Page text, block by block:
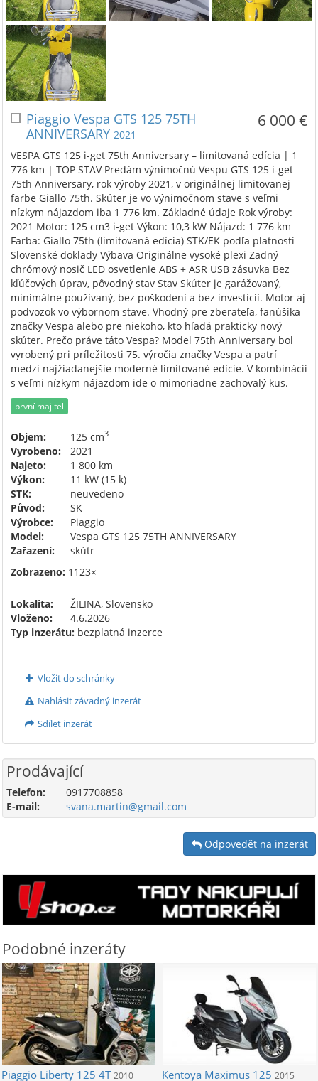
6 000 €
Piaggio Vespa GTS 125 75TH
ANNIVERSARY 2021
VESPA GTS 125 i-get 75th Anniversary – limitovaná edícia | 1
776 km | TOP STAV Predám výnimočnú Vespu GTS 125 i-get
75th Anniversary, rok výroby 2021, v originálnej limitovanej
farbe Giallo 75th. Skúter je vo výnimočnom stave s veľmi
nízkym nájazdom iba 1 776 km. Základné údaje Rok výroby:
2021 Motor: 125 cm3 i-get Výkon: 10,3 kW Nájazd: 1 776 km
Farba: Giallo 75th (limitovaná edícia) STK/EK podľa platnosti
Slovenské doklady Výbava Originálne vysoké plexi Zadný
chrómový nosič LED osvetlenie ABS + ASR USB zásuvka Bez
kľúčových úprav, pôvodný stav Stav Skúter je garážovaný,
minimálne používaný, bez poškodení a bez investícií. Motor aj
podvozok vo výbornom stave. Vhodný pre zberateľa, fanúšika
značky Vespa alebo pre niekoho, kto hľadá prakticky nový
skúter. Prečo práve táto Vespa? Model 75th Anniversary bol
vyrobený pri príležitosti 75. výročia značky Vespa a patrí
medzi najžiadanejšie moderné limitované edície. V kombinácii
s veľmi nízkym nájazdom ide o mimoriadne zachovalý kus.
první majitel
Objem: 125 cm3
Vyrobeno:
2021
Najeto:
1 800 km
Výkon:
11 kW (15 k)
STK:
neuvedeno
Původ:
SK
Výrobce:
Piaggio
Model:
Vespa GTS 125 75TH ANNIVERSARY
Zařazení:
skútr
Zobrazeno: 1123×
Lokalita:
ŽILINA, Slovensko
Vloženo:
4.6.2026
Typ inzerátu: bezplatná inzerce
Vložit do schránky
Nahlásit závadný inzerát
Sdílet inzerát
Prodávající
Telefon:
0917708858
E-mail:
svana.martin@gmail.com
Odpovedět na inzerát
Podobné inzeráty
PiaggioLiberty 125 4T 2010 KentoyaMaximus 125 2015